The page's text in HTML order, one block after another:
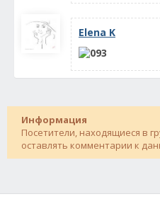
Elena K
Информация
Посетители, находящиеся в
оставлять комментарии к